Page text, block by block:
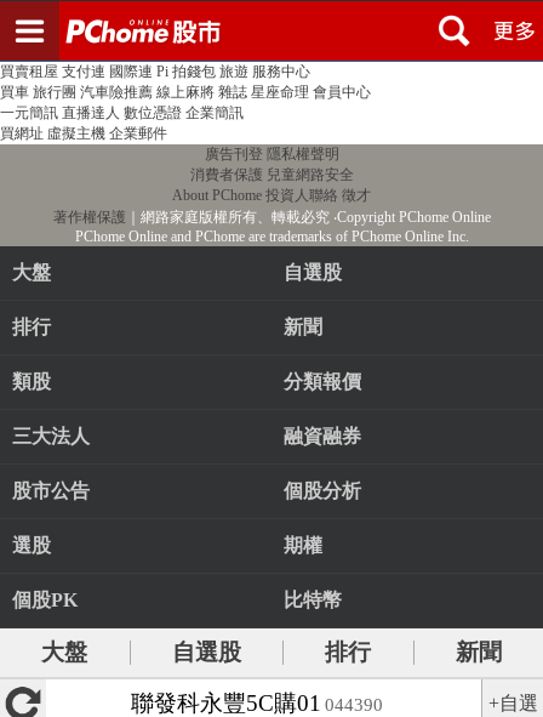
PChome首頁 線上購物 24h購物 書店
買賣租屋 支付連 國際連 Pi 拍錢包 旅遊 服務中心
買車 旅行團 汽車險推薦 線上麻將 雜誌 星座命理 會員中心
一元簡訊 直播達人 數位憑證 企業簡訊
買網址 虛擬主機 企業郵件
廣告刊登 隱私權聲明
消費者保護 兒童網路安全
About PChome 投資人聯絡 徵才
著作權保護 ｜網路家庭版權所有、轉載必究‧Copyright PChome Online
PChome Online and PChome are trademarks of PChome Online Inc.
大盤 自選股
排行 新聞
類股 分類報價
三大法人 融資融券
股市公告 個股分析
選股 期權
個股PK 比特幣
大盤 自選股 排行
新聞
聯發科永豐5C購01 044390 +自選